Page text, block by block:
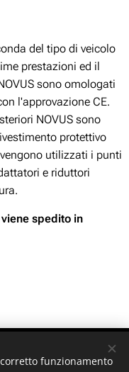
del tipo di veicolo
prestazioni ed il
sono omologati
l'approvazione CE.
NOVUS sono
protettivo
utilizzati i punti
e riduttori
spedito in
funzionamento